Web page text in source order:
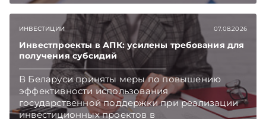
бюджет подоходный налог, напоминает МНС.
ИНВЕСТИЦИИ 07.08.2026
Инвестпроекты в АПК: усилены требования для
получения субсидий
В Беларуси приняты меры по повышению
эффективности использования
государственной поддержки при реализации
инвестиционных проектов в